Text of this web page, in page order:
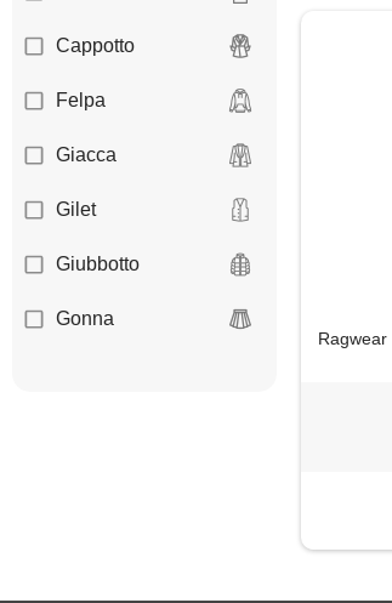
Cappotto
Felpa
Giacca
Gilet
Giubbotto
Gonna